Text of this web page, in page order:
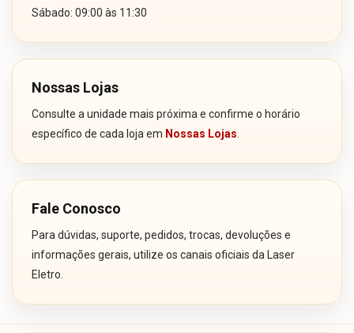
Sábado: 09:00 às 11:30
Nossas Lojas
Consulte a unidade mais próxima e confirme o horário
específico de cada loja em Nossas Lojas
Fale Conosco
Para dúvidas, suporte, pedidos, trocas, devoluções e
informações gerais, utilize os canais oficiais da Laser
Eletro.